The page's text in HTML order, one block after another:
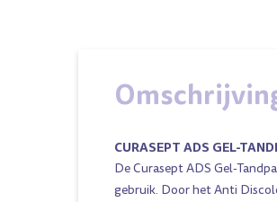
CURASEPT ADS GEL-
De Curasept ADS Gel-
gebruik. Door het Anti